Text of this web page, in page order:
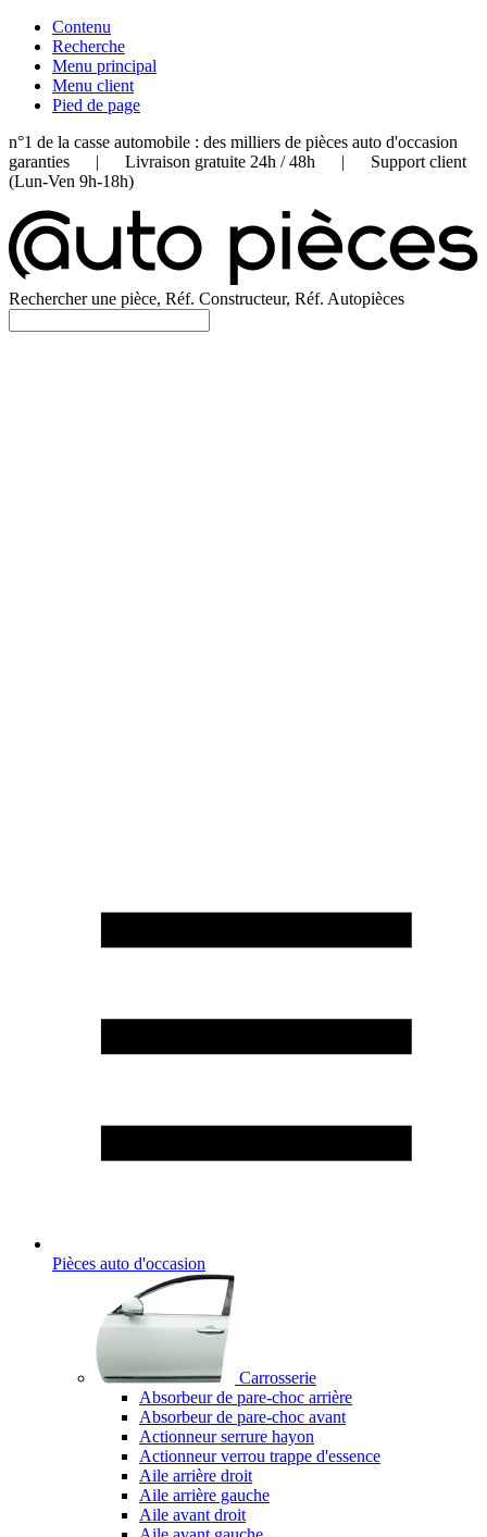
Contenu
Recherche
Menu principal
Menu client
Pied de page
n°1 de la casse automobile : des milliers de pièces auto d'occasion
garanties | Livraison gratuite 24h / 48h | Support client
(Lun-Ven 9h-18h)
Rechercher une pièce, Réf. Constructeur, Réf. Autopièces
Pièces auto d'occasion
Carrosserie
Absorbeur de pare-choc arrière
Absorbeur de pare-choc avant
Actionneur serrure hayon
Actionneur verrou trappe d'essence
Aile arrière droit
Aile arrière gauche
Aile avant droit